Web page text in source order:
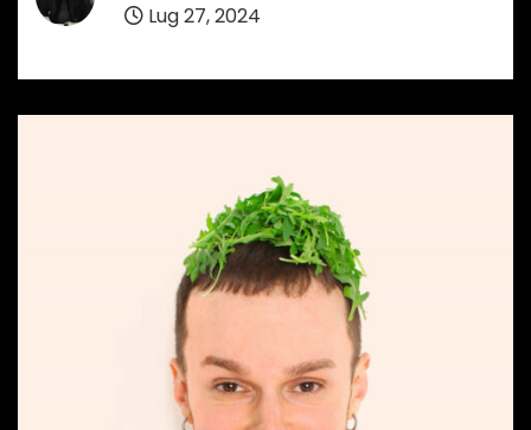
Lug 27, 2024